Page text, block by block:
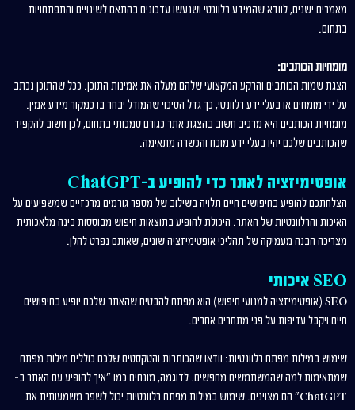
מאמרים ישנים, לוודא שהמידע רלוונטי ושנעשו עדכונים בהתאם לשינויים והתפתחויות
בתחום.
מומחיות הכותבים:
הצגת שמות הכותבים והרקע המקצועי שלהם מעלה את אמינות התוכן. ככל שהתוכן נכתב
על ידי מומחים או בעלי ידע רלוונטי, כך גדל הסיכוי שהמודל יבחר בו כמקור מידע אמין.
מומחיות הכותבים היא מרכיב חשוב בהצגת אתר כגורם סמכותי בתחום, לכן חשוב להקפיד
שהכותבים שלכם יהיו בעלי ידע מוכח והכשרה מתאימה.
אופטימיזציה לאתר כדי להופיע ב-ChatGPT
הצלחתכם להופיע בחיפושים חיים תלויה בשילוב של מספר גורמים מרכזיים שמשפיעים על
האיכות והרלוונטיות של האתר. היכולת להופיע בתוצאות חיפוש מבוססות בינה מלאכותית
מצריכה הבנה מעמיקה של תהליכי אופטימיזציה שונים, שאותם נפרט להלן.
SEO איכותי
SEO (אופטימיזציה למנועי חיפוש) הוא מפתח להבטיח שהאתר שלכם יופיע בחיפושים
חיים ויקבל עדיפות על פני מתחרים אחרים.
שימוש במילות מפתח רלוונטיות: וודאו שהכותרות והטקסטים שלכם כוללים מילות מפתח
שמתאימות למה שהמשתמשים מחפשים. לדוגמה, מונחים כמו "איך להופיע עם האתר ב-
ChatGPT" הם מצוינים. שימוש במילות מפתח רלוונטיות יכול לשפר משמעותית את